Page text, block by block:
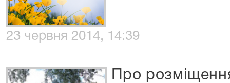
23 червня 2014, 14:39
Про